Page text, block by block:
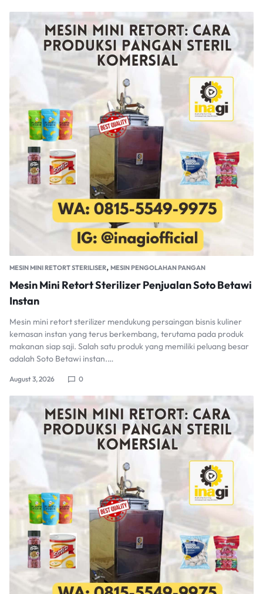
MESIN MINI RETORT STERILISER, MESIN PENGOLAHAN PANGAN
Mesin Mini Retort Sterilizer Penjualan Soto Betawi
Instan
Mesin mini retort sterilizer mendukung persaingan bisnis kuliner
kemasan instan yang terus berkembang, terutama pada produk
makanan siap saji. Salah satu produk yang memiliki peluang besar
adalah Soto Betawi instan.…
August 3, 2026 0